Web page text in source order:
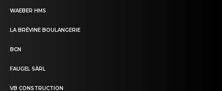
WAEBER HMS
LA BRÉVINE BOULANGERIE
BCN
FAUGEL SÀRL
VB CONSTRUCTION